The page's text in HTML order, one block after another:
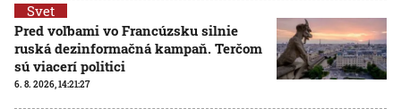
Svet
Pred voľbami vo Francúzsku silnie
ruská dezinformačná kampaň. Terčom
sú viacerí politici
6. 8. 2026, 14:21:27